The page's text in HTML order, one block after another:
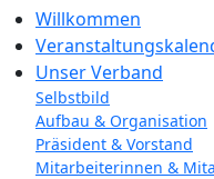
Willkommen
Unser Verband
Selbstbild
Aufbau & Organisation
Präsident & Vorstand
Mitarbeiterinnen &